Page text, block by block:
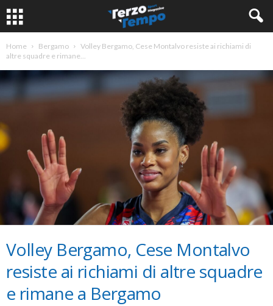
Home Bergamo
Volley Bergamo, Cese Montalvo resiste ai richiami di
altre squadre e rimane...
Volley Bergamo, Cese Montalvo
resiste ai richiami di altre squadre
e rimane a Bergamo